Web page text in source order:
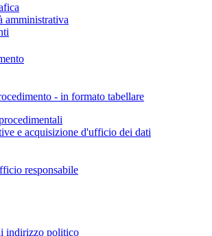
amministrativa
- in formato tabellare
e acquisizione d'ufficio dei dati
responsabile
indirizzo politico